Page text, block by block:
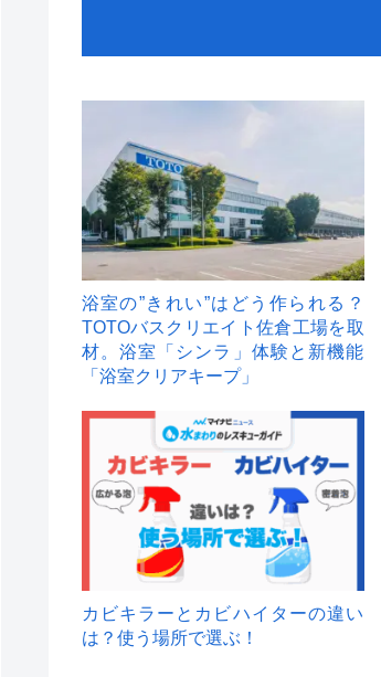
浴室の”きれい”はどう作られる？
TOTOバスクリエイト佐倉工場を取
材。浴室「シンラ」体験と新機能
「浴室クリアキープ」
カビキラーとカビハイターの違い
は？使う場所で選ぶ！